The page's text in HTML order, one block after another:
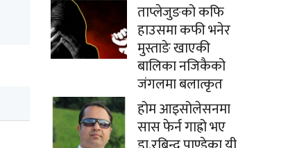
ताप्लेजुङको कफि
हाउसमा कफी भनेर
मुस्ताङे खाएकी
बालिका नजिकैको
जंगलमा बलात्कृत
होम आइसोलेसनमा
सास फेर्न गाह्रो भए